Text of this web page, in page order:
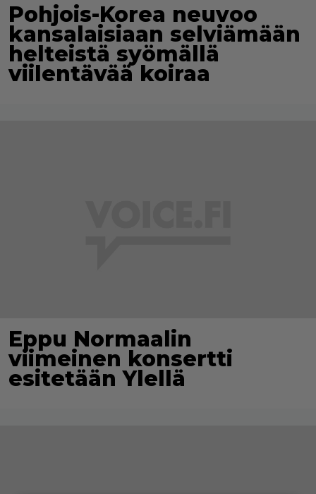
Pohjois-Korea neuvoo
kansalaisiaan selviämään
helteistä syömällä
viilentävää koiraa
Eppu Normaalin
viimeinen konsertti
esitetään Ylellä